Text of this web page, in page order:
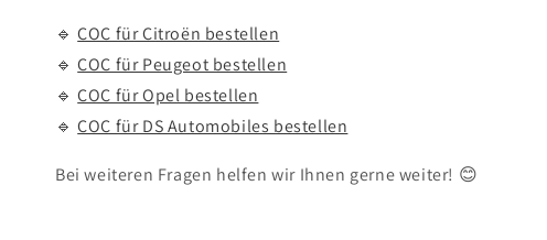
🔹COC für Citroën bestellen
🔹COC für Peugeot bestellen
🔹COC für Opel bestellen
🔹COC für DS Automobiles bestellen
Bei weiteren Fragen helfen wir Ihnen gerne weiter! 😊